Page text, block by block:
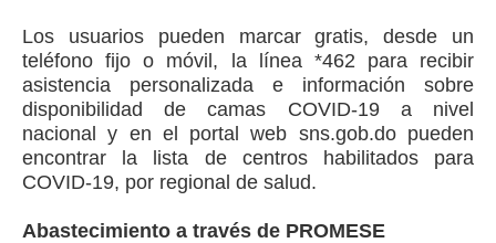
Los usuarios pueden marcar gratis, desde un
teléfono fijo o móvil, la línea *462 para recibir
asistencia personalizada e información sobre
disponibilidad de camas COVID-19 a nivel
nacional y en el portal web sns.gob.do pueden
encontrar la lista de centros habilitados para
COVID-19, por regional de salud.
Abastecimiento a través de PROMESE